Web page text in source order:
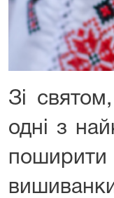
Зі
одні з
поширити